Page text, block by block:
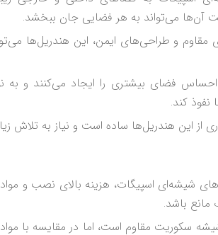
آن‌ها می‌تواند به هر فضایی جان ببخشد.
مقاوم و طراحی‌های ایمن، این هندریل‌ها
فضای بیشتری را ایجاد می‌کنند و به
کند.
از این هندریل‌ها ساده است و نیاز به تلاش
شیشه‌ای اسپیگات، هزینه بالای نصب و
مانع باشد.
سکوریت مقاوم است، اما در مقایسه با مواد